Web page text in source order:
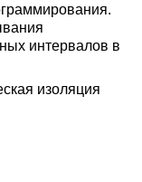
интервалов в
изоляция